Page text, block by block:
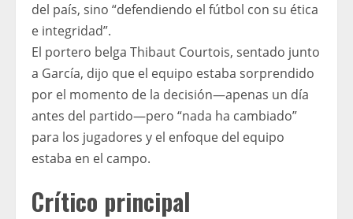
del país, sino “defendiendo el fútbol con su ética
e integridad”.
El portero belga Thibaut Courtois, sentado junto
a García, dijo que el equipo estaba sorprendido
por el momento de la decisión—apenas un día
antes del partido—pero “nada ha cambiado”
para los jugadores y el enfoque del equipo
estaba en el campo.
Crítico principal